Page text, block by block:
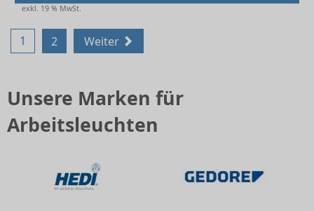
exkl. 19 % MwSt.
1 2 Weiter
Unsere Marken für
Arbeitsleuchten